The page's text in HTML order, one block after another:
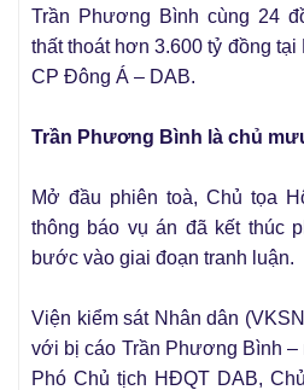
Trần Phương Bình cùng 24
thất thoát hơn 3.600 tỷ đồng
CP Đông Á – DAB.
Trần Phương Bình là chủ
Mở đầu phiên toà, Chủ tọa
thông báo vụ án đã kết thúc
bước vào giai đoạn tranh luận.
Viện kiểm sát Nhân dân
với bị cáo Trần Phương Bình –
Phó Chủ tịch HĐQT DAB,